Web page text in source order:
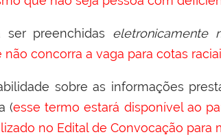
ser preenchidas eletronicamente
concorra a vaga para cotas
sobre as informações
(esse termo estará disponível ao
no Edital de Convocação para